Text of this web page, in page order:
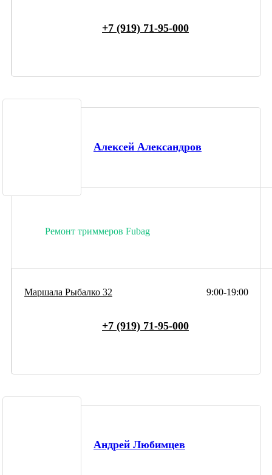
+7 (919) 71-95-000
Алексей Александров
Ремонт триммеров Fubag
9:00-19:00
Маршала Рыбалко 32
+7 (919) 71-95-000
Андрей Любимцев